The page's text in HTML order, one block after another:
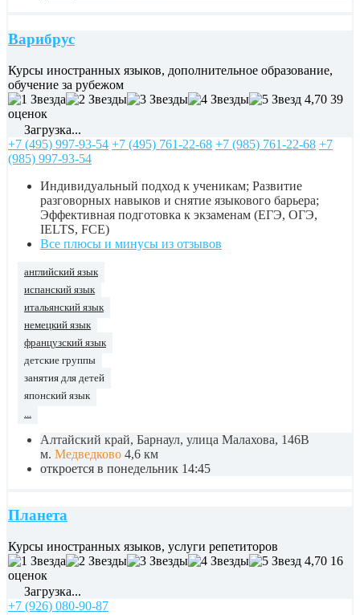
Варибрус
Курсы иностранных языков, дополнительное образование,
обучение за рубежом
4,70 39
оценок
Загрузка...
+7 (495) 997-93-54 +7 (495) 761-22-68 +7 (985) 761-22-68 +7
(985) 997-93-54
Индивидуальный подход к ученикам; Развитие
разговорных навыков и снятие языкового барьера;
Эффективная подготовка к экзаменам (ЕГЭ, ОГЭ,
IELTS, FCE)
Все плюсы и минусы из отзывов
английский язык
испанский язык
итальянский язык
немецкий язык
французский язык
детские группы
занятия для детей
японский язык
Алтайский край, Барнаул, улица Малахова, 146В
м. Медведково 4,6 км
откроется в понедельник 14:45
Планета
Курсы иностранных языков, услуги репетиторов
4,70 16
оценок
Загрузка...
+7 (926) 080-90-87